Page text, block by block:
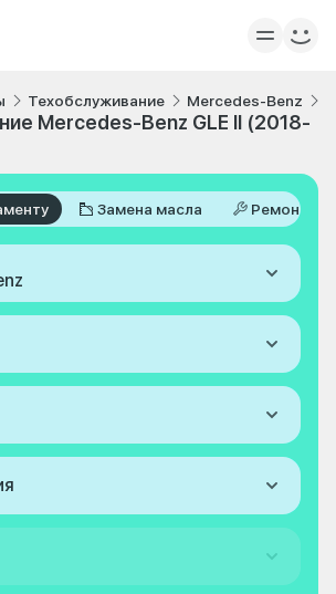
Техобслуживание Mercedes-Benz
Mercedes-Benz GLE II (2018-
Замена масла Ремонт